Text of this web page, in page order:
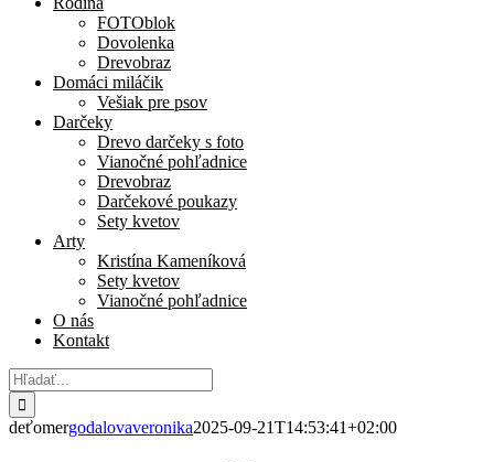
FOTOblok
Dovolenka
Drevobraz
Domáci miláčik
Vešiak pre psov
Darčeky
Drevo darčeky s foto
Vianočné pohľadnice
Drevobraz
Darčekové poukazy
Sety kvetov
Arty
Kristína Kameníková
Sety kvetov
Vianočné pohľadnice
O nás
Kontakt
Hľadať:
deťomergodalovaveronika2025-09-21T14:53:41+02:00